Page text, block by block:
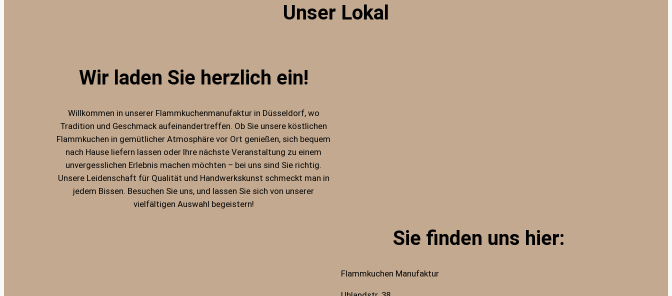
Unser Lokal
Wir laden Sie herzlich ein!
Willkommen in unserer Flammkuchenmanufaktur in Düsseldorf, wo
Tradition und Geschmack aufeinandertreffen. Ob Sie unsere köstlichen
Flammkuchen in gemütlicher Atmosphäre vor Ort genießen, sich bequem
nach Hause liefern lassen oder Ihre nächste Veranstaltung zu einem
unvergesslichen Erlebnis machen möchten – bei uns sind Sie richtig.
Unsere Leidenschaft für Qualität und Handwerkskunst schmeckt man in
jedem Bissen. Besuchen Sie uns, und lassen Sie sich von unserer
vielfältigen Auswahl begeistern!
Sie finden uns hier:
Flammkuchen Manufaktur